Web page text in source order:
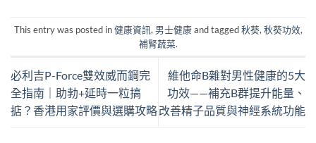
This entry was posted in健康資訊, 男士健康and tagged秋葵, 秋葵功效,
補腎蔬菜.
必利吉P-Force雙效威而鋼完
全指南｜助勃+延時一粒搞
掂？香港用家評價與選購攻略
維他命B雜對男性健康的5大
功效——補充B群提升能量、
改善精子品質與神經系統功能